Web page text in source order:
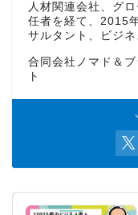
人材関連会社、グ
任者を経て、2015
サルタント、ビジネ
合同会社ノマド＆
ト